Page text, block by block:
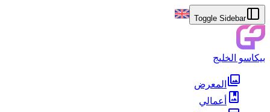
Toggle Sidebar
بيكاسو الخليج
المعرض
أعمالي